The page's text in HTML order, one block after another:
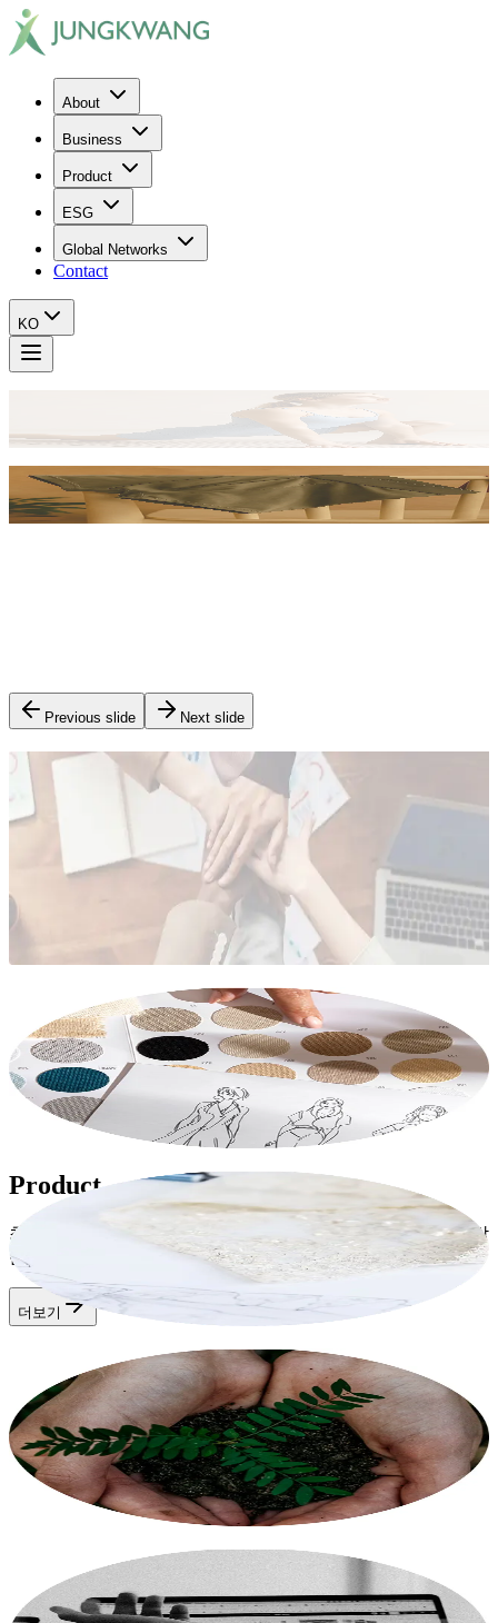
About
Business
Product
ESG
Global Networks
Contact
KO
THE BEST GROWTH OPPORTUNITY - A NEW BEGINNING
JUNG KWANG
THE BEST GROWTH OPPORTUNITY - A NEW BEGINNING
Previous slide Next slide
함께 성장하는 정광
정광은 다양한 사업 환경을 통해 지속적인 성장을 이루어왔으
며, 앞으로도 무한한 기회가 우리를 기다리고 있습니다.
사업개요
당사는 다양한 비즈니스 환경 속에서 지속적인 성장을 이루어
왔으며 앞으로도 많은 기회가 남아 있습니다.
Product
최고 품질의 원단과 정교한 제조 기술로 편안함과 기능성을 갖
춘 프리미엄 의류를 생산합니다.
더보기
당사는 윤리적이고 지속 가능한 비즈니스 관행을 실천하며 모
든 경영 활동에서 사회적 책임을 다하기 위해 노력하고 있습니
다.
Global Networks
기술 설계와 제조 혁신에 있어 강력한 현지화를 자랑하며 프리